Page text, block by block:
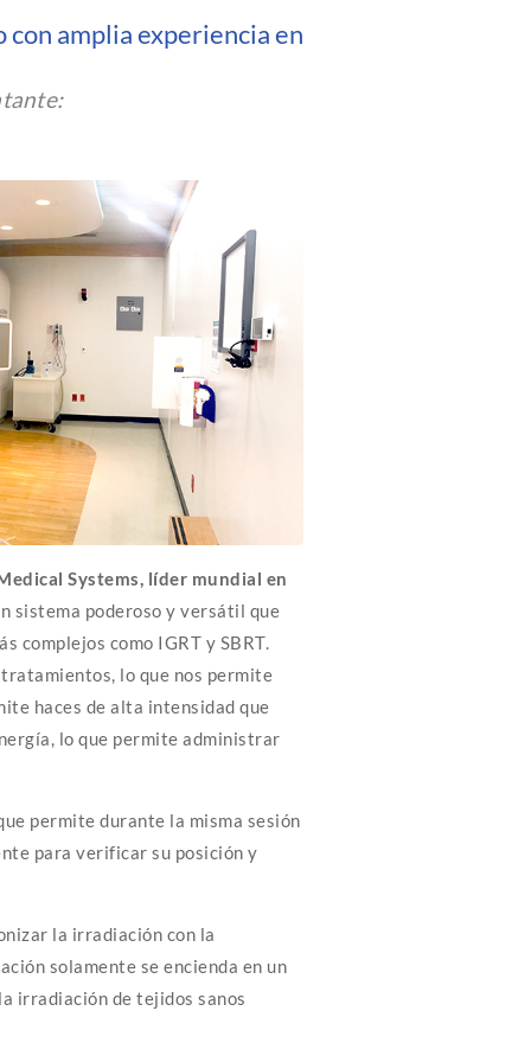
amplia experiencia en
Systems, líder mundial en
sistema poderoso y versátil que
complejos como IGRT y SBRT.
lo que nos permite
haces de alta intensidad que
lo que permite administrar
permite durante la misma sesión
para verificar su posición y
la irradiación con la
solamente se encienda en un
irradiación de tejidos sanos